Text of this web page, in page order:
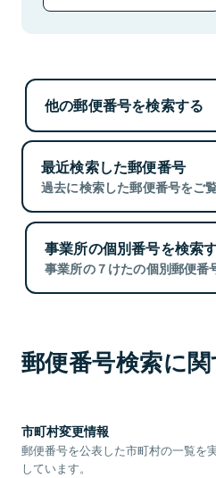
他の郵便番号を検索する
最近検索した郵便番号
過去に検索した郵便番号をご
事業所の個別番号を検索
事業所の７けたの個別郵便番
郵便番号検索に
市町村変更情報
郵便番号を公表した市町村の一覧を
しています。